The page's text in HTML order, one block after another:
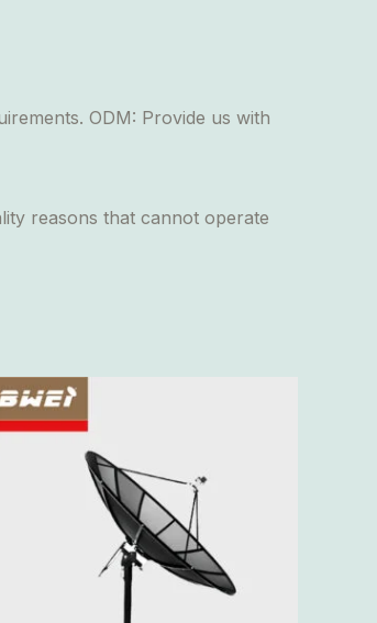
ODM: Provide us with
reasons that cannot operate